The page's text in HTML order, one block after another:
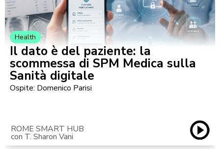
Health
Il dato è del paziente: la
scommessa di SPM Medica sulla
Sanità digitale
Ospite: Domenico Parisi
ROME SMART HUB
con T. Sharon Vani